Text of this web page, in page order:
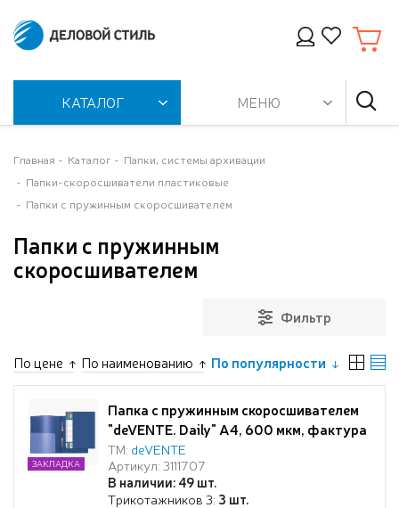
КАТАЛОГ МЕНЮ
Главная Каталог
Папки, системы архивации
Папки-скоросшиватели пластиковые
Папки с пружинным скоросшивателем
Папки с пружинным
скоросшивателем
Фильтр
По цене По наименованию По популярности
Папка с пружинным скоросшивателем
"deVENTE. Daily" A4, 600 мкм, фактура
"песок" синяя
ТМ: deVENTE
Артикул: 3111707
В наличии: 49 шт.
Трикотажников 3: 3 шт.
ЗАКЛАДКА